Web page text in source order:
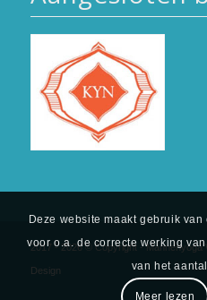
2017 - 2026 © Copyright - Mannenyoga
Design
Deze website maakt gebruik
voor o.a. de correcte werking
van het
Meer lezen